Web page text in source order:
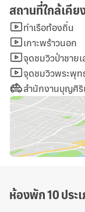
สถานที่ใกล้เคีย
ท่าเรือท้องถิ่น
เกาะพร้าวนอก
จุดชมวิวป่าชาย
จุดชมวิวพระพุท
สำนักงานบุญศิริ
ห้องพัก 10 ประ